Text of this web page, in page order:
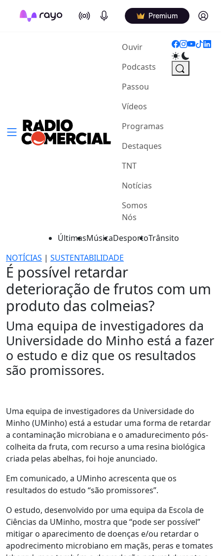
On Air Podcasts Premium Log in
Ouvir(current)
Podcasts
Passou
Vídeos
Programas
Destaques
TNT
Notícias
Somos
Nós
ÚltimasMúsicaDesportoTrânsito
NOTÍCIAS | SUSTENTABILIDADE
É possível retardar
deterioração de frutos com um
produto das colmeias?
Uma equipa de investigadores da
Universidade do Minho está a fazer
o estudo e diz que os resultados
são promissores.
Uma equipa de investigadores da Universidade do
Minho (UMinho) está a estudar uma forma de retardar
a contaminação microbiana e o amadurecimento pós-
colheita da fruta, com recurso a uma resina biológica
criada pelas abelhas, foi hoje anunciado.
Em comunicado, a UMinho acrescenta que os
resultados do estudo “são promissores”.
O estudo, desenvolvido por uma equipa da Escola de
Ciências da UMinho, mostra que “pode ser possível”
mitigar o aparecimento de doenças e/ou retardar o
apodrecimento microbiano em maçãs, peras e tomates